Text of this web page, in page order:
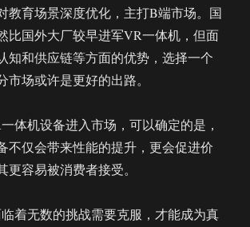
教育场景深度优化，主打B端市场。国
比国外大厂较早进军VR一体机，但面
知和供应链等方面的优势，选择一个
市场或许是更好的出路。
体机设备进入市场，可以确定的是，
不仅会带来性能的提升，更会促进价
更容易被消费者接受。
着无数的挑战需要克服，才能成为真